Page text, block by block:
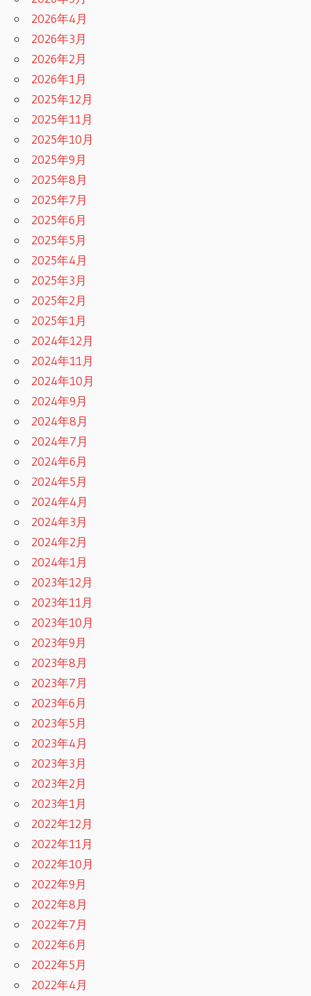
2026年4月
2026年3月
2026年2月
2026年1月
2025年12月
2025年11月
2025年10月
2025年9月
2025年8月
2025年7月
2025年6月
2025年5月
2025年4月
2025年3月
2025年2月
2025年1月
2024年12月
2024年11月
2024年10月
2024年9月
2024年8月
2024年7月
2024年6月
2024年5月
2024年4月
2024年3月
2024年2月
2024年1月
2023年12月
2023年11月
2023年10月
2023年9月
2023年8月
2023年7月
2023年6月
2023年5月
2023年4月
2023年3月
2023年2月
2023年1月
2022年12月
2022年11月
2022年10月
2022年9月
2022年8月
2022年7月
2022年6月
2022年5月
2022年4月